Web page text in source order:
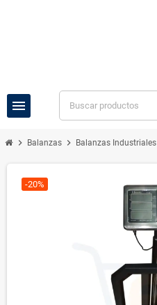
menu
chevron_right Balanzas chevron_right Balanzas Industriales
-20%